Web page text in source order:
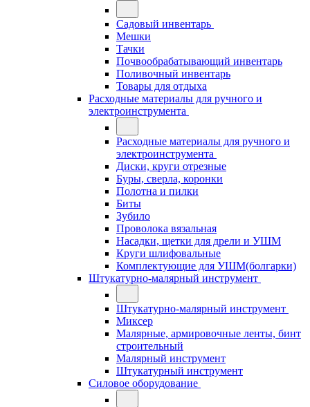
Садовый инвентарь
Мешки
Тачки
Почвообрабатывающий инвентарь
Поливочный инвентарь
Товары для отдыха
Расходные материалы для ручного и
электроинструмента
Расходные материалы для ручного и
электроинструмента
Диски, круги отрезные
Буры, сверла, коронки
Полотна и пилки
Биты
Зубило
Проволока вязальная
Насадки, щетки для дрели и УШМ
Круги шлифовальные
Комплектующие для УШМ(болгарки)
Штукатурно-малярный инструмент
Штукатурно-малярный инструмент
Миксер
Малярные, армировочные ленты, бинт
строительный
Малярный инструмент
Штукатурный инструмент
Силовое оборудование